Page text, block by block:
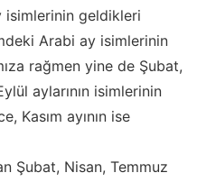
isimlerinin geldikleri
Arabi ay isimlerinin
rağmen yine de Şubat,
aylarının isimlerinin
Kasım ayının ise
Şubat, Nisan, Temmuz